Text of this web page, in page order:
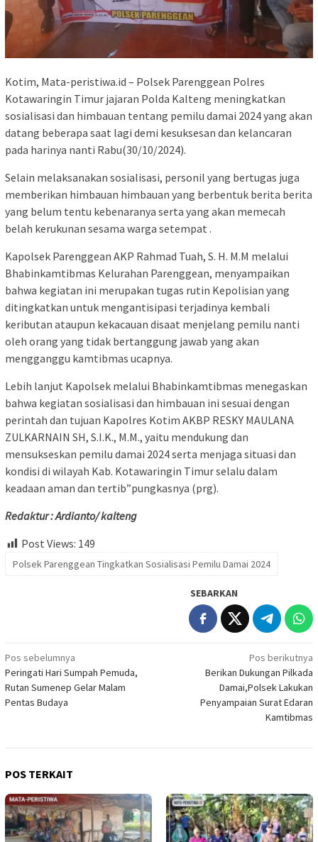
Kotim, Mata-peristiwa.id – Polsek Parenggean Polres
Kotawaringin Timur jajaran Polda Kalteng meningkatkan
sosialisasi dan himbauan tentang pemilu damai 2024 yang akan
datang beberapa saat lagi demi kesuksesan dan kelancaran
pada harinya nanti Rabu(30/10/2024).
Selain melaksanakan sosialisasi, personil yang bertugas juga
memberikan himbauan himbauan yang berbentuk berita berita
yang belum tentu kebenaranya serta yang akan memecah
belah kerukunan sesama warga setempat .
Kapolsek Parenggean AKP Rahmad Tuah, S. H. M.M melalui
Bhabinkamtibmas Kelurahan Parenggean, menyampaikan
bahwa kegiatan ini merupakan tugas rutin Kepolisian yang
ditingkatkan untuk mengantisipasi terjadinya kembali
keributan ataupun kekacauan disaat menjelang pemilu nanti
oleh orang yang tidak bertanggung jawab yang akan
mengganggu kamtibmas ucapnya.
Lebih lanjut Kapolsek melalui Bhabinkamtibmas menegaskan
bahwa kegiatan sosialisasi dan himbauan ini sesuai dengan
perintah dan tujuan Kapolres Kotim AKBP RESKY MAULANA
ZULKARNAIN SH, S.I.K., M.M., yaitu mendukung dan
mensukseskan pemilu damai 2024 serta menjaga situasi dan
kondisi di wilayah Kab. Kotawaringin Timur selalu dalam
keadaan aman dan tertib”pungkasnya (prg).
Redaktur : Ardianto/ kalteng
Post Views: 149
Polsek Parenggean Tingkatkan Sosialisasi Pemilu Damai 2024
SEBARKAN
Navigasi
pos
Pos sebelumnya
Peringati Hari Sumpah Pemuda,
Rutan Sumenep Gelar Malam
Pentas Budaya
Pos berikutnya
Berikan Dukungan Pilkada
Damai,Polsek Lakukan
Penyampaian Surat Edaran
Kamtibmas
POS TERKAIT